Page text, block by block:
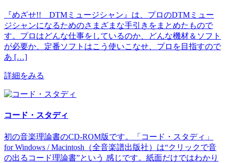
『めざせ!! DTMミュージシャン』は、プロのDTMミュー
ジシャンになるためのさまざまな手引きをまとめたもので
す。プロはどんな仕事をしているのか、どんな機材＆ソフト
が必要か、定番ソフトはこう使いこなせ、プロを目指すので
あ […]
詳細をみる
コード・スタディ
初の音楽理論書のCD-ROM版です。「コード・スタディ」
for Windows / Macintosh（全音楽譜出版社）は“クリックで音
の出るコード理論書”という 感じです。紙面だけではわかり